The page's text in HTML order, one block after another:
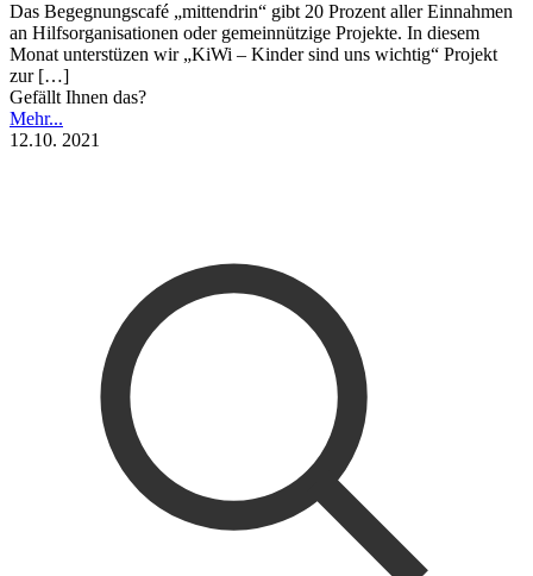
Das Begegnungscafé „mittendrin“ gibt 20 Prozent aller Einnahmen
an Hilfsorganisationen oder gemeinnützige Projekte. In diesem
Monat unterstüzen wir „KiWi – Kinder sind uns wichtig“ Projekt
zur[…]
Gefällt Ihnen das?
Mehr...
12.10. 2021